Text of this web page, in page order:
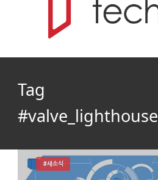
Tag
#valve_lighthouse
#새소식